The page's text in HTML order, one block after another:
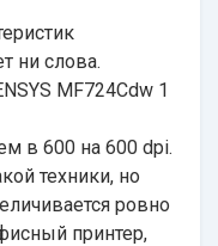
ни слова.
MF724Cdw 1
в 600 на 600 dpi.
техники, но
ровно
принтер,